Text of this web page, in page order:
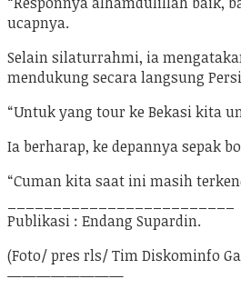
ucapnya.
Selain silaturrahmi, ia
mendukung secara langsung
“Untuk yang tour ke Bekasi kita
Ia berharap, ke depannya sepak
“Cuman kita saat ini masih
Publikasi : Endang Supardin.
(Foto/ pres rls/ Tim Diskominfo
————————